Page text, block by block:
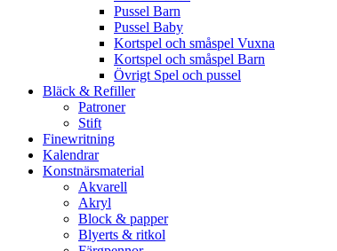
Pussel Barn
Pussel Baby
Kortspel och småspel Vuxna
Kortspel och småspel Barn
Övrigt Spel och pussel
Bläck & Refiller
Patroner
Stift
Finewritning
Kalendrar
Konstnärsmaterial
Akvarell
Akryl
Block & papper
Blyerts & ritkol